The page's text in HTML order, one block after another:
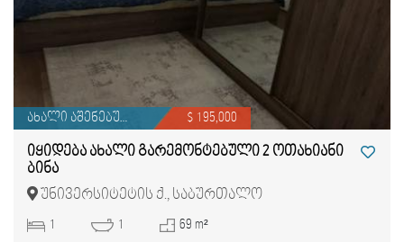
ახალი აშენებული $ 195,000
იყიდება ახალი გარემონტებული 2 ოთახიანი
ბინა
უნივერსიტეტის ქ., საბურთალო
1 1 69 m²